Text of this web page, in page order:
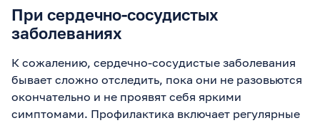
При сердечно-сосудистых
заболеваниях
К сожалению, сердечно-сосудистые заболевания
бывает сложно отследить, пока они не разовьются
окончательно и не проявят себя яркими
симптомами. Профилактика включает регулярные